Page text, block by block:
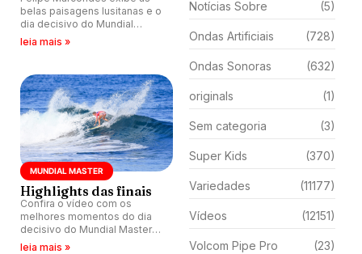
belas paisagens lusitanas e o
dia decisivo do Mundial
Master da WSL na região dos
leia mais »
MUNDIAL MASTER
Highlights das finais
Confira o vídeo com os
melhores momentos do dia
decisivo do Mundial Master
nos Açores, Portugal.
leia mais »
Notícias Sobre (5)
Ondas Artificiais (728)
Ondas Sonoras (632)
originals (1)
Sem categoria (3)
Super Kids (370)
Variedades (11177)
Vídeos (12151)
Volcom Pipe Pro (23)